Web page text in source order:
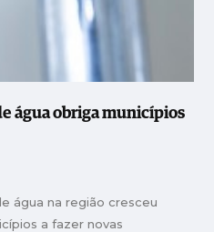
água obriga municípios
água na região cresceu
a fazer novas